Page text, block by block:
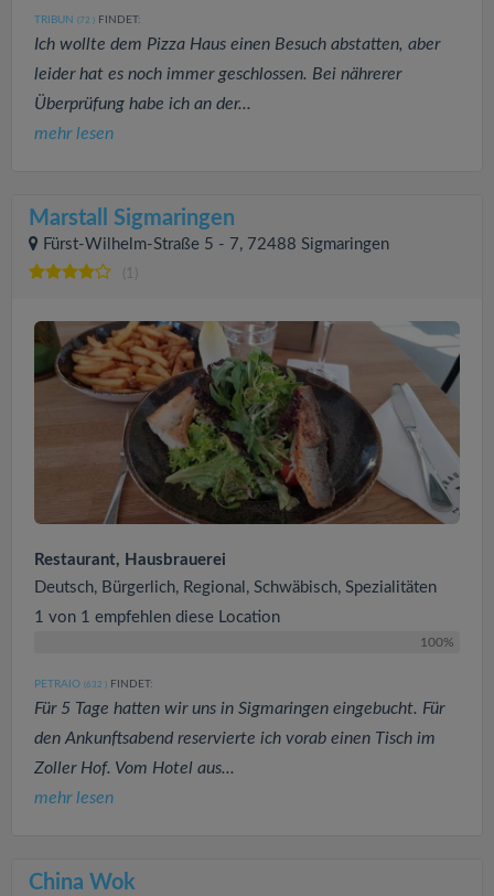
TRIBUN (72 ) FINDET:
Ich wollte dem Pizza Haus einen Besuch abstatten, aber
leider hat es noch immer geschlossen. Bei nährerer
Überprüfung habe ich an der...
mehr lesen
Marstall Sigmaringen
Fürst-Wilhelm-Straße 5 - 7, 72488 Sigmaringen
Restaurant, Hausbrauerei
Deutsch, Bürgerlich, Regional, Schwäbisch, Spezialitäten
1 von 1 empfehlen diese Location
100%
PETRAIO (632 ) FINDET:
Für 5 Tage hatten wir uns in Sigmaringen eingebucht. Für
den Ankunftsabend reservierte ich vorab einen Tisch im
Zoller Hof. Vom Hotel aus...
mehr lesen
China Wok